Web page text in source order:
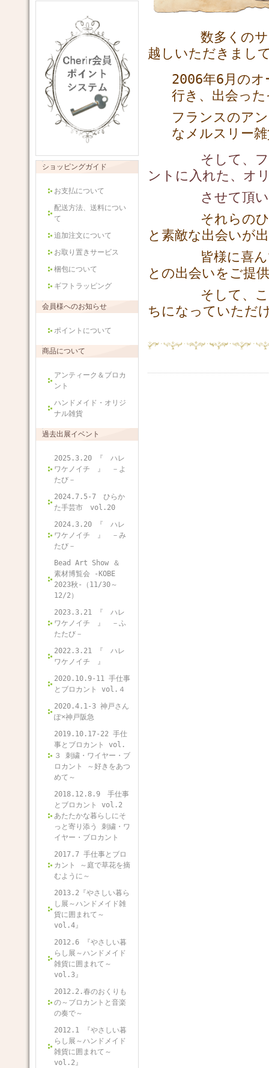
ショッピングガイド
お支払について
配送方法、送料につい
て
追加注文について
お取り置きサービス
梱包について
ギフトラッピング
会員様へのお知らせ
ポイントについて
商品について
アンティーク＆ブロカ
ント
ハンドメイド・オリジ
ナル雑貨
過去出展イベント
2025.3.20 『 ハレ
ワケノイチ 』 －よ
たび－
2024.7.5-7 ひらか
た手芸市 vol.20
2024.3.20 『 ハレ
ワケノイチ 』 －み
たび－
Bead Art Show ＆
素材博覧会 -KOBE
2023秋-（11/30～
12/2）
2023.3.21 『 ハレ
ワケノイチ 』 －ふ
たたび－
2022.3.21 『 ハレ
ワケノイチ 』
2020.10.9-11 手仕事
とブロカント vol.４
2020.4.1-3 神戸さん
ぽ×神戸阪急
2019.10.17-22 手仕
事とブロカント vol.
３ 刺繍・ワイヤー・ブ
ロカント ～好きをあつ
めて～
2018.12.8.9 手仕事
とブロカント vol.2
あたたかな暮らしにそ
っと寄り添う 刺繍・ワ
イヤー・ブロカント
2017.7 手仕事とブロ
カント ～庭で草花を摘
むように～
2013.2『やさしい暮ら
し展～ハンドメイド雑
貨に囲まれて～
vol.4』
2012.6 『やさしい暮
らし展～ハンドメイド
雑貨に囲まれて～
vol.3』
2012.2.春のおくりも
の～ブロカントと音楽
の奏で～
2012.1 『やさしい暮
らし展～ハンドメイド
雑貨に囲まれて～
vol.2』
数多くのサイ
越しいただきまし
2006年6月のオ
行き、出会っ
フランスのア
なメルスリー
そして、フラ
ントに入れた、 オ
させて頂いて
それらのひと
と素敵な出会いが
皆様に喜んで頂
との出会いをご提
そして、この
ちになっていただ